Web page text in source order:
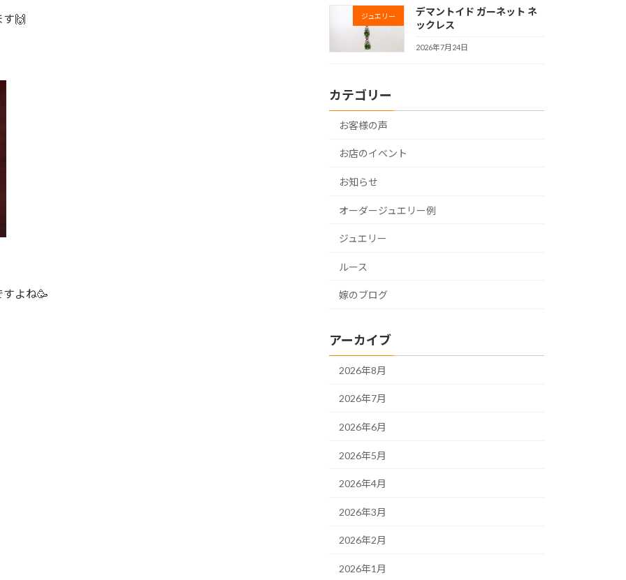
🙌
すよね🥳
ジュエリー
デマントイド ガーネット ネ
ックレス
2026年7月24日
カテゴリー
お客様の声
お店のイベント
お知らせ
オーダージュエリー例
ジュエリー
ルース
嫁のブログ
アーカイブ
2026年8月
2026年7月
2026年6月
2026年5月
2026年4月
2026年3月
2026年2月
2026年1月